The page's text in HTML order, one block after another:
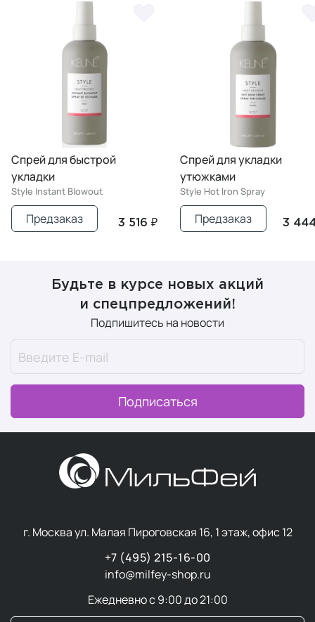
Спрей для быстрой
укладки
Style Instant Blowout
3 516 ₽
Предзаказ
Спрей для укладки
утюжками
Style Hot Iron Spray
3
Предзаказ
Будьте в курсе новых акций
и спецпредложений!
Подпишитесь на новости
Подписаться
г. Москва ул. Малая Пироговская 16, 1 этаж, офис 12
+7 (495) 215-16-00
info@milfey-shop.ru
Ежедневно с 9:00 до 21:00